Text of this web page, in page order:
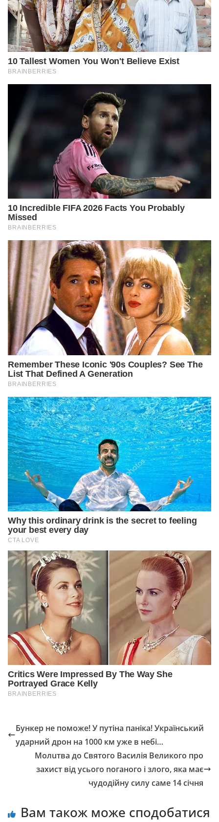
Бункер не поможе! У путіна паніка! Український
ударний дрон на 1000 км уже в небі…
Молuтва до Святого Василія Великого про
захист від усього nоганого і злого, яка має
чудодійну силу саме 14 січня
Вам також може сподобатися